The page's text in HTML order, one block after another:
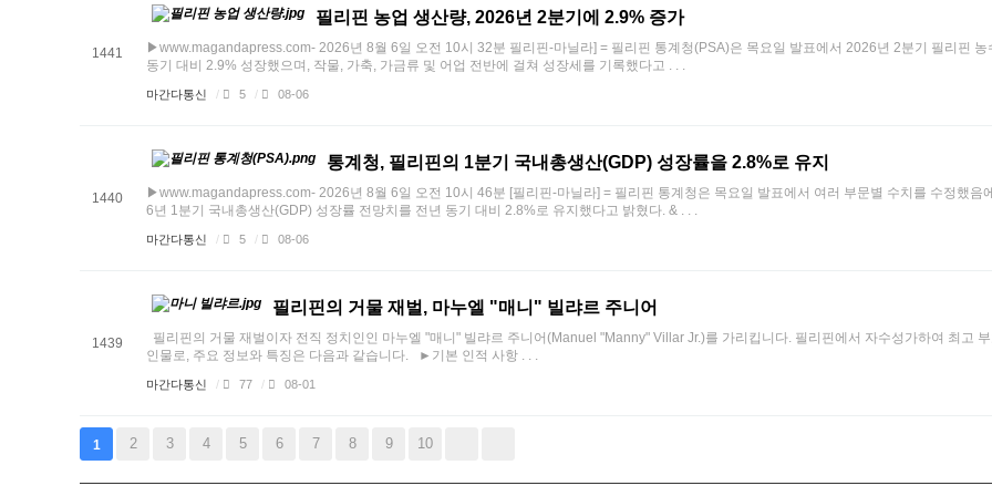
1441
필리핀 농업 생산량, 2026년 2분기에 2.9% 증가
▶www.magandapress.com- 2026년 8월 6일 오전 10시 32분 필리핀-마닐라] = 필리핀 통계청(PSA)은 목요일 발표에서 2026년 2분기 필리핀 농
동기 대비 2.9% 성장했으며, 작물, 가축, 가금류 및 어업 전반에 걸쳐 성장세를 기록했다고 . . .
마간다통신 / 5 / 08-06
1440
통계청, 필리핀의 1분기 국내총생산(GDP) 성장률을 2.8%로 유지
▶www.magandapress.com- 2026년 8월 6일 오전 10시 46분 [필리핀-마닐라] = 필리핀 통계청은 목요일 발표에서 여러 부문별 수치를 수정했음
6년 1분기 국내총생산(GDP) 성장률 전망치를 전년 동기 대비 2.8%로 유지했다고 밝혔다. & . . .
마간다통신 / 5 / 08-06
1439
필리핀의 거물 재벌, 마누엘 "매니" 빌랴르 주니어
필리핀의 거물 재벌이자 전직 정치인인 마누엘 "매니" 빌랴르 주니어(Manuel "Manny" Villar Jr.)를 가리킵니다. 필리핀에서 자수성가하여 최고
인물로, 주요 정보와 특징은 다음과 같습니다. ►기본 인적 사항 . . .
마간다통신 / 77 / 08-01
1 2 3 4 5 6 7 8 9 10